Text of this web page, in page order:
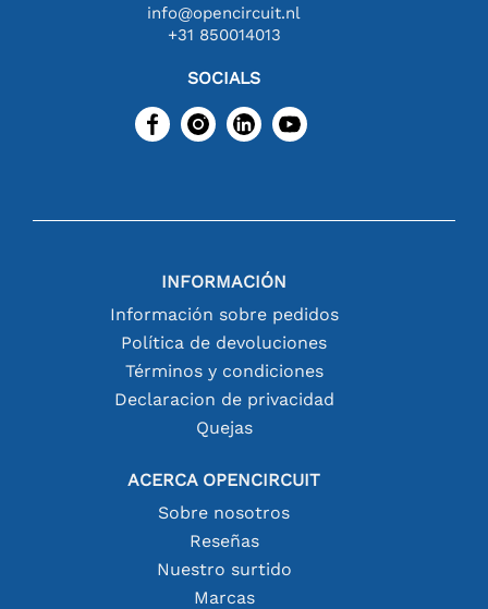
info@opencircuit.nl
+31 850014013
SOCIALS
INFORMACIÓN
Información sobre pedidos
Política de devoluciones
Términos y condiciones
Declaracion de privacidad
Quejas
ACERCA OPENCIRCUIT
Sobre nosotros
Reseñas
Nuestro surtido
Marcas